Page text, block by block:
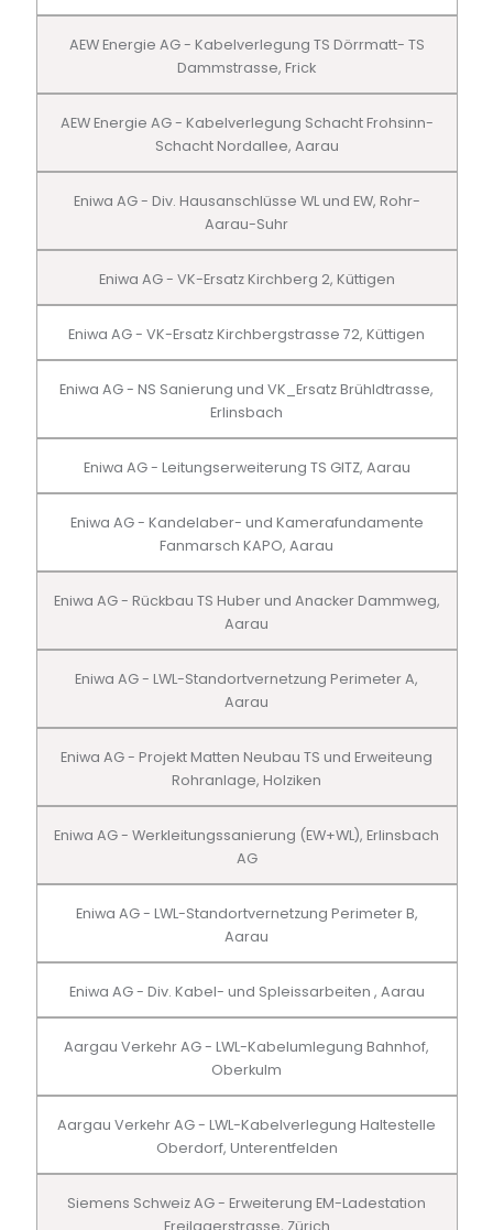
AEW Energie AG - Kabelverlegung TS Dörrmatt- TS
Dammstrasse, Frick
AEW Energie AG - Kabelverlegung Schacht Frohsinn-
Schacht Nordallee, Aarau
Eniwa AG - Div. Hausanschlüsse WL und EW, Rohr-
Aarau-Suhr
Eniwa AG - VK-Ersatz Kirchberg 2, Küttigen
Eniwa AG - VK-Ersatz Kirchbergstrasse 72, Küttigen
Eniwa AG - NS Sanierung und VK_Ersatz Brühldtrasse,
Erlinsbach
Eniwa AG - Leitungserweiterung TS GITZ, Aarau
Eniwa AG - Kandelaber- und Kamerafundamente
Fanmarsch KAPO, Aarau
Eniwa AG - Rückbau TS Huber und Anacker Dammweg,
Aarau
Eniwa AG - LWL-Standortvernetzung Perimeter A,
Aarau
Eniwa AG - Projekt Matten Neubau TS und Erweiteung
Rohranlage, Holziken
Eniwa AG - Werkleitungssanierung (EW+WL), Erlinsbach
AG
Eniwa AG - LWL-Standortvernetzung Perimeter B,
Aarau
Eniwa AG - Div. Kabel- und Spleissarbeiten , Aarau
Aargau Verkehr AG - LWL-Kabelumlegung Bahnhof,
Oberkulm
Aargau Verkehr AG - LWL-Kabelverlegung Haltestelle
Oberdorf, Unterentfelden
Siemens Schweiz AG - Erweiterung EM-Ladestation
Freilagerstrasse, Zürich